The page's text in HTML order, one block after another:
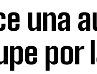
una
por